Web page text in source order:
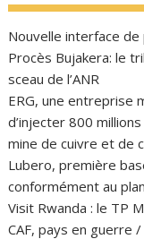
Nouvelle interface de
Procès Bujakera: le
sceau de l’ANR
ERG, une entreprise
d’injecter 800
mine de cuivre et de
Lubero, première
conformément au
Visit Rwanda : le TP
CAF, pays en guerre